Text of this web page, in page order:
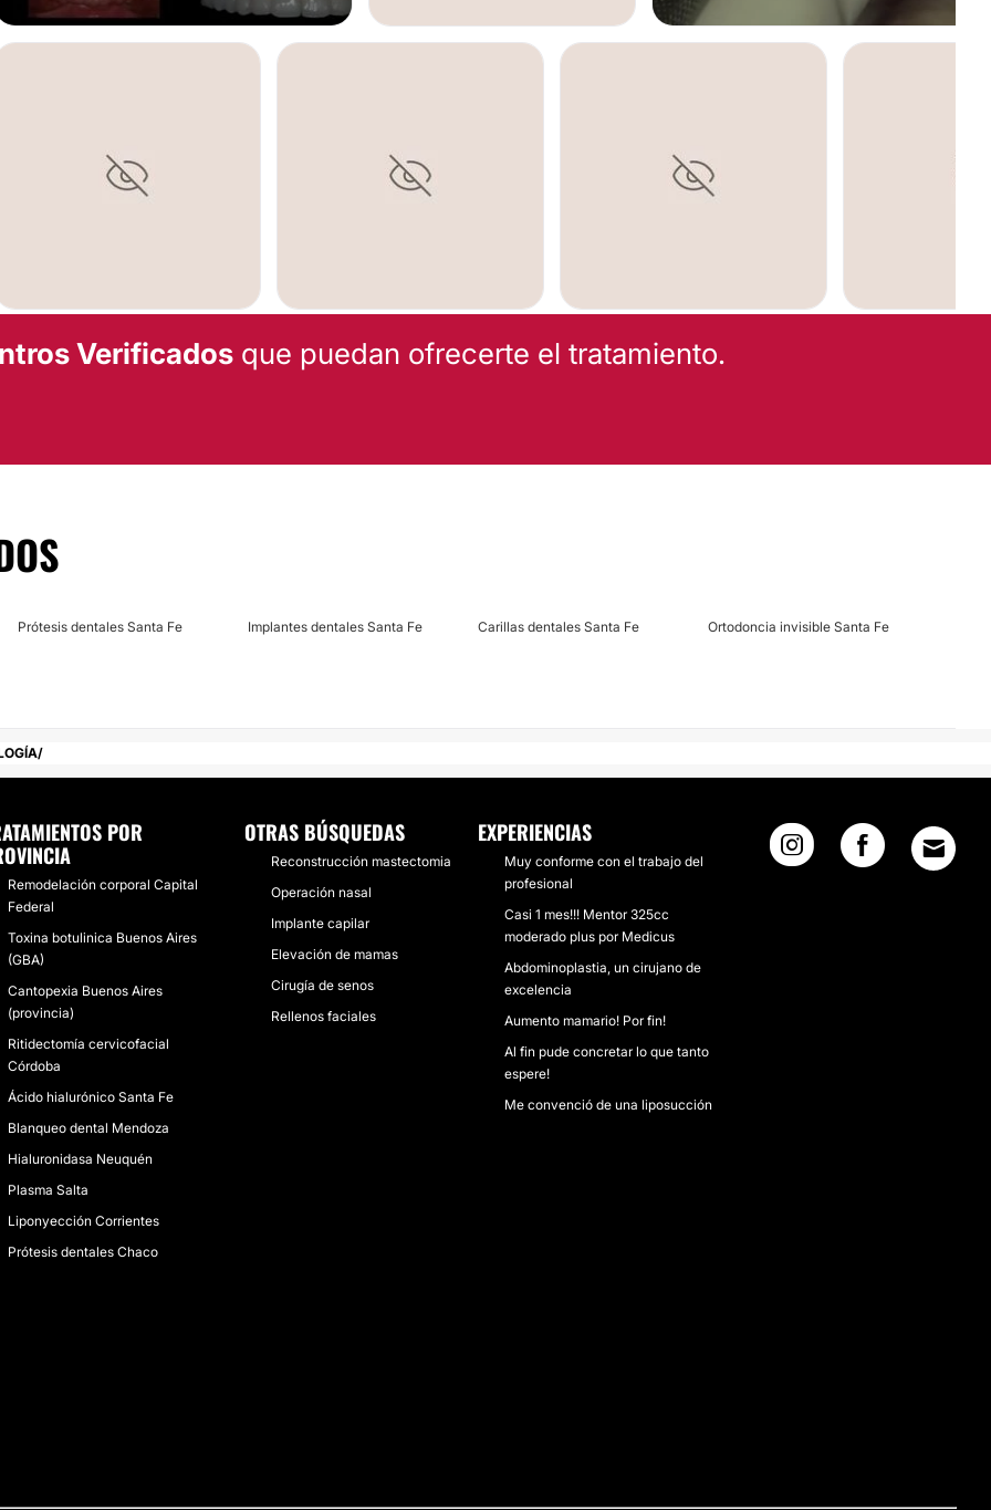
IMPLANTES DENTALES IMPLANTES DENTALES IMPLANTES
Verificadosque puedan ofrecerte el tratamiento.
Prótesis dentales Santa Fe Implantes dentales Santa Fe Carillas dentales Santa Fe
Ortodoncia invisible Santa Fe
POR
Remodelación corporal Capital
Federal
Toxina botulinica Buenos Aires
(GBA)
Cantopexia Buenos Aires
(provincia)
Ritidectomía cervicofacial
Córdoba
Ácido hialurónico Santa Fe
Blanqueo dental Mendoza
Hialuronidasa Neuquén
Plasma Salta
Liponyección Corrientes
Prótesis dentales Chaco
OTRAS BÚSQUEDAS
Reconstrucción mastectomia
Operación nasal
Implante capilar
Elevación de mamas
Cirugía de senos
Rellenos faciales
EXPERIENCIAS
Muy conforme con el trabajo del
profesional
Casi 1 mes!!! Mentor 325cc
moderado plus por Medicus
Abdominoplastia, un cirujano de
excelencia
Aumento mamario! Por fin!
Al fin pude concretar lo que tanto
espere!
Me convenció de una liposucción